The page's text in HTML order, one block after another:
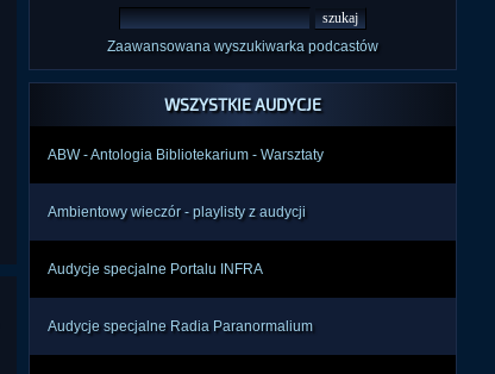
Zaawansowana wyszukiwarka podcastów
WSZYSTKIE AUDYCJE
ABW - Antologia Bibliotekarium - Warsztaty
Ambientowy wieczór - playlisty z audycji
Audycje specjalne Portalu INFRA
Audycje specjalne Radia Paranormalium